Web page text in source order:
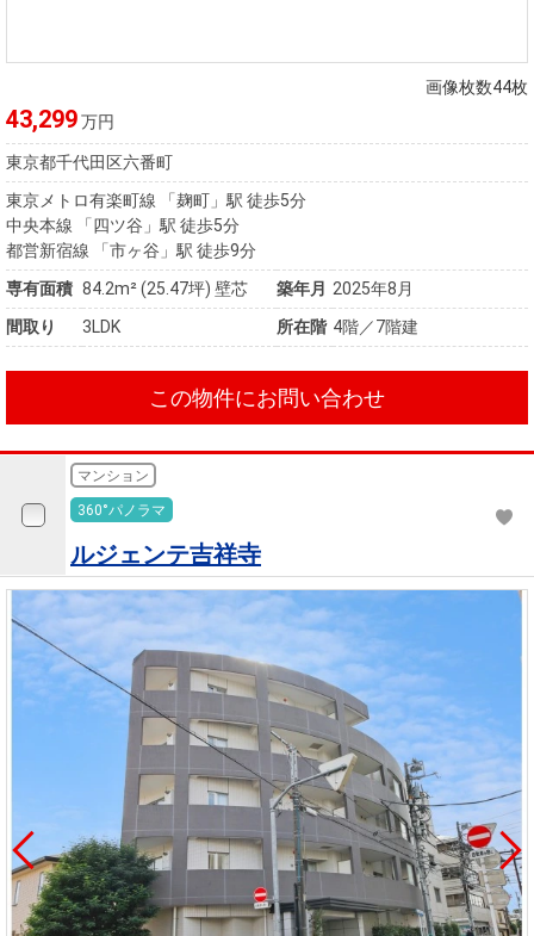
画像枚数44枚
43,299万円
東京都千代田区六番町
東京メトロ有楽町線 「麹町」駅 徒歩5分
中央本線 「四ツ谷」駅 徒歩5分
都営新宿線 「市ヶ谷」駅 徒歩9分
専有面積 84.2m²(25.47坪) 壁芯 築年月 2025年8月
間取り
3LDK 所在階 4階／7階建
この物件にお問い合わせ
マンション
360°パノラマ
ルジェンテ吉祥寺